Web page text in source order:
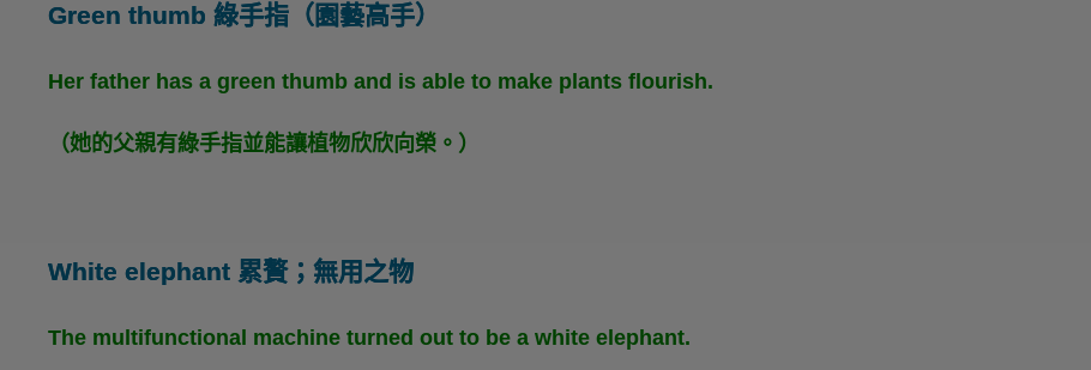
Green thumb 綠手指（園藝高手）
Her father has a green thumb and is able to make plants flourish.
（她的父親有綠手指並能讓植物欣欣向榮。）
White elephant 累贅；無用之物
The multifunctional machine turned out to be a white elephant.